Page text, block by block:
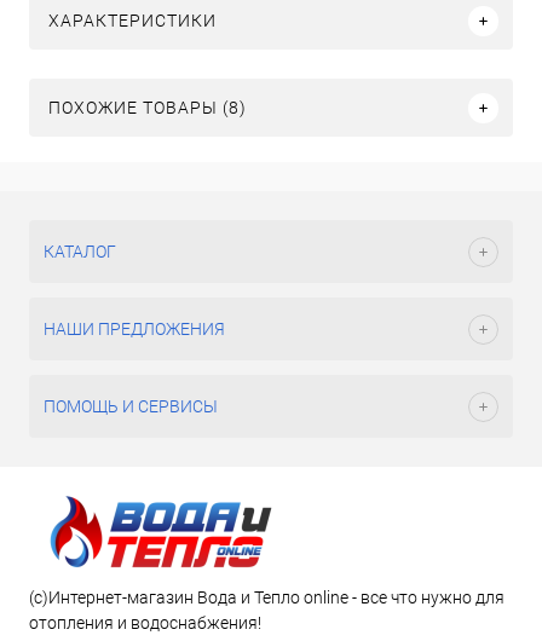
ХАРАКТЕРИСТИКИ
ПОХОЖИЕ ТОВАРЫ (8)
КАТАЛОГ
НАШИ ПРЕДЛОЖЕНИЯ
ПОМОЩЬ И СЕРВИСЫ
(c)Интернет-магазин Вода и Тепло online - все что нужно для
отопления и водоснабжения!